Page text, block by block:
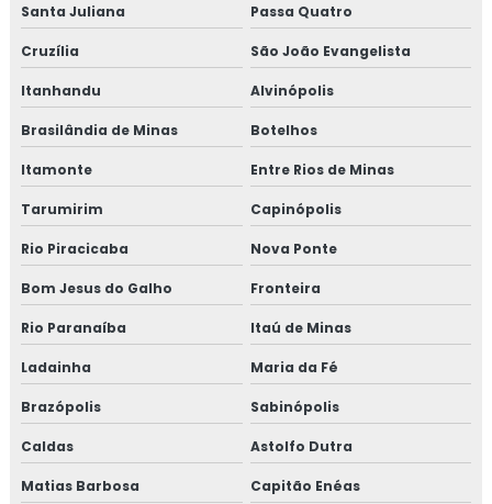
Santa Juliana Passa Quatro
Cruzília São João Evangelista
Itanhandu Alvinópolis
Brasilândia de Minas Botelhos
Itamonte Entre Rios de Minas
Tarumirim Capinópolis
Rio Piracicaba Nova Ponte
Bom Jesus do Galho Fronteira
Rio Paranaíba Itaú de Minas
Ladainha Maria da Fé
Brazópolis Sabinópolis
Caldas Astolfo Dutra
Matias Barbosa Capitão Enéas